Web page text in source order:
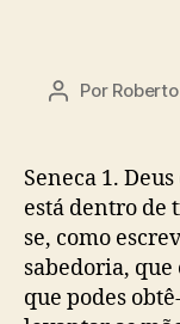
Autor
Por
Seneca 1.
está dentro de
se, como
sabedoria, que
que podes